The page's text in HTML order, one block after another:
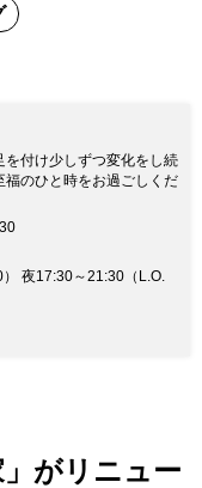
付け少しずつ変化をし続
福のひと時をお過ごしくだ
夜17:30～21:30（L.O.
がリニュー